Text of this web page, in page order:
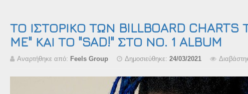
ΤΟ ΙΣΤΟΡΙΚΟ ΤΩΝ BILLBOARD CHARTS
ME" ΚΑΙ ΤΟ "SAD!" ΣΤΟ ΝΟ. 1 ALBUM
Αναρτήθηκε από: Feels Group Δημοσιεύθηκε: 24/03/2021